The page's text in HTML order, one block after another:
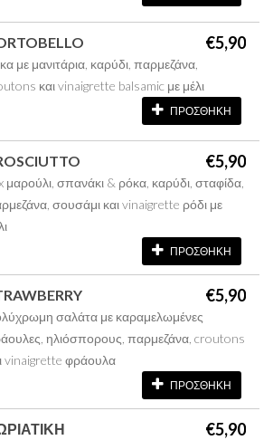
€5,90
με μανιτάρια, καρύδι, παρμεζάνα,
και vinaigrette balsamic με μέλι
ΠΡΟΣΘΗΚΗ
€5,90
μαρούλι, σπανάκι & ρόκα, καρύδι, σταφίδα,
σουσάμι και vinaigrette ρόδι με
ΠΡΟΣΘΗΚΗ
€5,90
σαλάτα με καραμελωμένες
ηλιόσπορους, παρμεζάνα, croutons
vinaigrette φράουλα
ΠΡΟΣΘΗΚΗ
€5,90